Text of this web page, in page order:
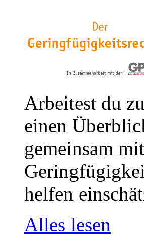
Arbeitest du
einen
gemeinsam
helfen
Alles lesen